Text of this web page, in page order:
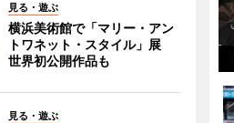
見る・遊ぶ
横浜美術館で「マリー・アン
トワネット・スタイル」展
世界初公開作品も
見る・遊ぶ